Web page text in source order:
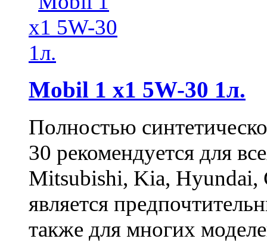
Mobil 1 x1 5W-30 1л.
Полностью
30 рекомендуется для
Mitsubishi, Kia, Hyundai,
является
также для многих